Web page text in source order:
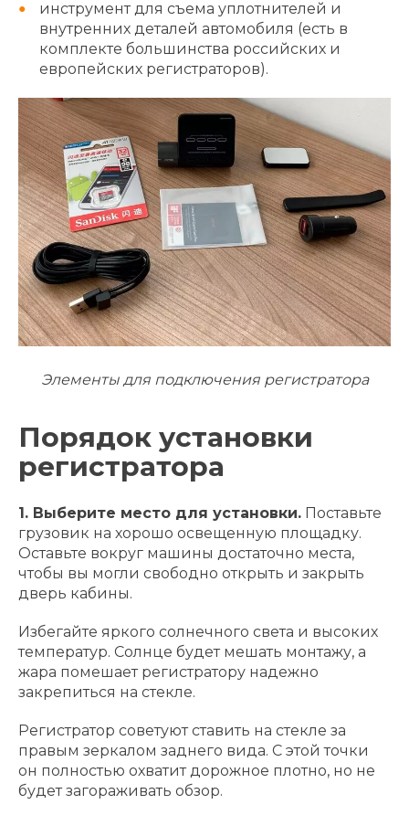
инструмент для съема уплотнителей и
внутренних деталей автомобиля (есть в
комплекте большинства российских и
европейских регистраторов).
Элементы для подключения регистратора
Порядок установки
регистратора
1. Выберите место для установки. Поставьте
грузовик на хорошо освещенную площадку.
Оставьте вокруг машины достаточно места,
чтобы вы могли свободно открыть и закрыть
дверь кабины.
Избегайте яркого солнечного света и высоких
температур. Солнце будет мешать монтажу, а
жара помешает регистратору надежно
закрепиться на стекле.
Регистратор советуют ставить на стекле за
правым зеркалом заднего вида. С этой точки
он полностью охватит дорожное плотно, но не
будет загораживать обзор.